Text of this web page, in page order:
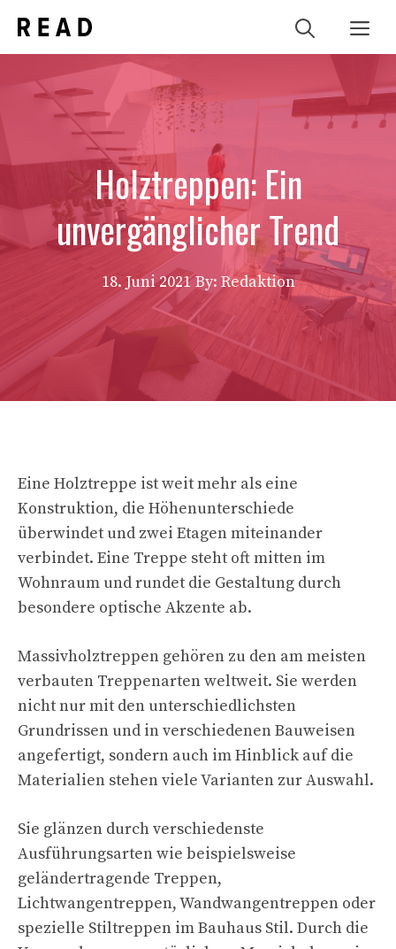
Inhalt
springen
Holztreppen: Ein
unvergänglicher Trend
18. Juni 2021 By: Redaktion
Eine Holztreppe ist weit mehr als eine
Konstruktion, die Höhenunterschiede
überwindet und zwei Etagen miteinander
verbindet. Eine Treppe steht oft mitten im
Wohnraum und rundet die Gestaltung durch
besondere optische Akzente ab.
Massivholztreppen gehören zu den am meisten
verbauten Treppenarten weltweit. Sie werden
nicht nur mit den unterschiedlichsten
Grundrissen und in verschiedenen Bauweisen
angefertigt, sondern auch im Hinblick auf die
Materialien stehen viele Varianten zur Auswahl.
Sie glänzen durch verschiedenste
Ausführungsarten wie beispielsweise
geländertragende Treppen,
Lichtwangentreppen, Wandwangentreppen oder
spezielle Stiltreppen im Bauhaus Stil. Durch die